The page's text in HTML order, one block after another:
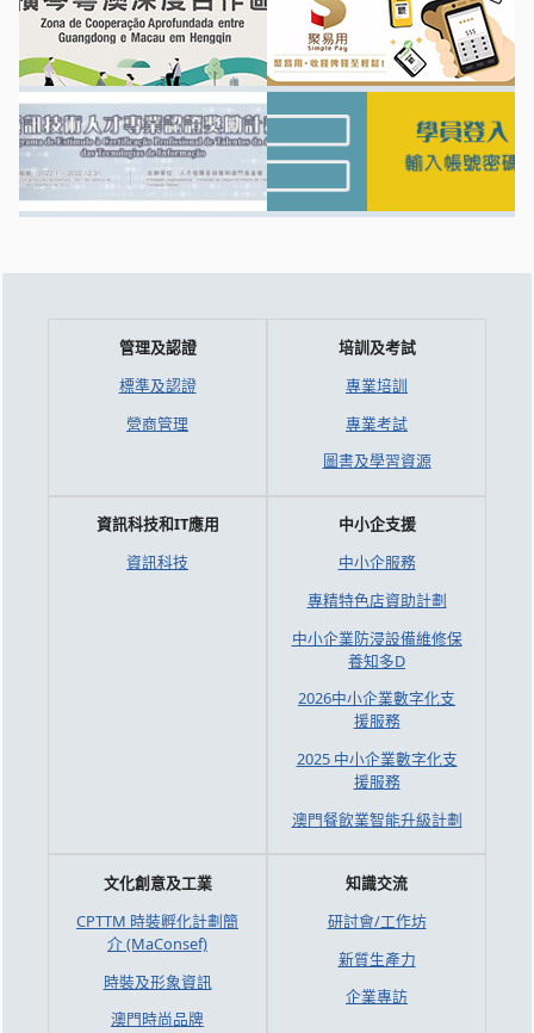
管理及認證
標準及認證
營商管理
培訓及考試
專業培訓
專業考試
圖書及學習資源
資訊科技和IT應用
資訊科技
中小企支援
中小企服務
專精特色店資助計劃
中小企業防浸設備維修保
養知多D
2026中小企業數字化支
援服務
2025 中小企業數字化支
援服務
澳門餐飲業智能升級計劃
文化創意及工業
CPTTM 時裝孵化計劃簡
介 (MaConsef)
時裝及形象資訊
澳門時尚品牌
知識交流
研討會/工作坊
新質生產力
企業專訪